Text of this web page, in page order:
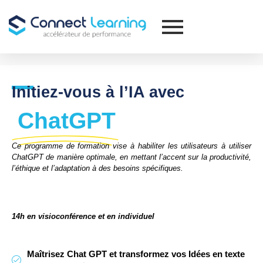
Initiez-vous à l’IA avec
ChatGPT
Ce programme de formation vise à habiliter les utilisateurs à utiliser
ChatGPT de manière optimale, en mettant l’accent sur la productivité,
l’éthique et l’adaptation à des besoins spécifiques.
14h en visioconférence et en individuel
Maîtrisez Chat GPT et transformez vos Idées en texte